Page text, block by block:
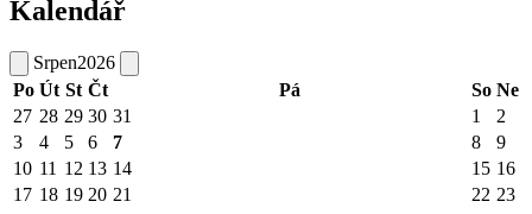
Kalendář
Srpen2026
Po Út St Čt Pá So Ne
27 28 29 30 31 1
2
3
4 5 6 7 8
9
10 11 12 13 14 15 16
17 18 19 20 21 22 23